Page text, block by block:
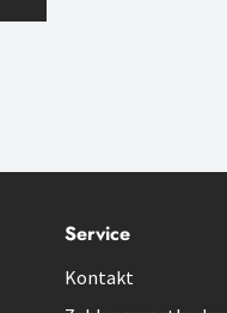
Service
Kontakt